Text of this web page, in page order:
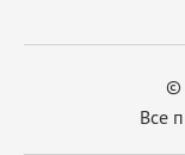
©
Все